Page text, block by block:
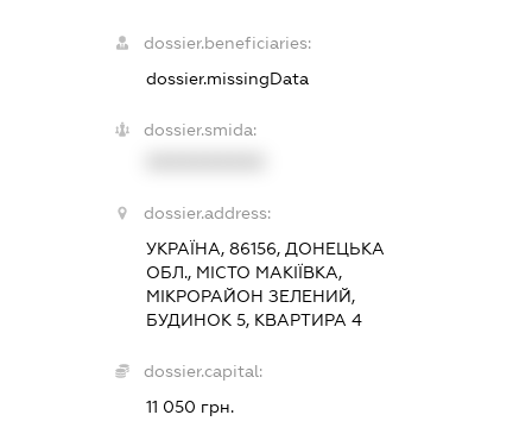
dossier.beneficiaries:
dossier.missingData
dossier.smida:
dossier.address:
УКРАЇНА, 86156, ДОНЕЦЬКА
ОБЛ., МІСТО МАКІЇВКА,
МІКРОРАЙОН ЗЕЛЕНИЙ,
БУДИНОК 5, КВАРТИРА 4
dossier.capital:
11 050 грн.